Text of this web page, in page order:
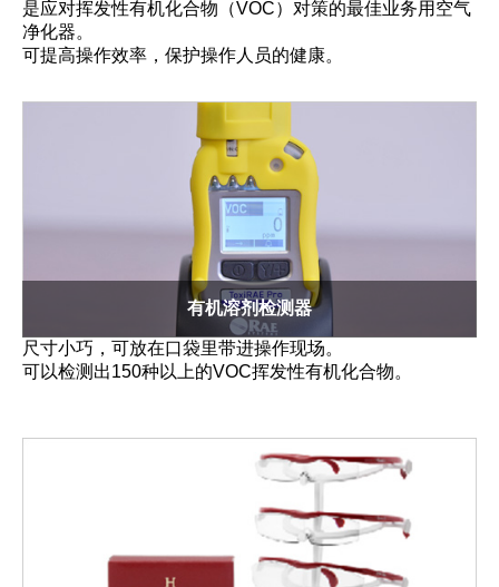
是应对挥发性有机化合物（VOC）对策的最佳业务用空气
净化器。
可提高操作效率，保护操作人员的健康。
有机溶剂检测器
尺寸小巧，可放在口袋里带进操作现场。
可以检测出150种以上的VOC挥发性有机化合物。